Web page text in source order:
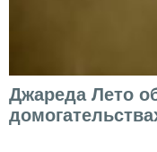
Джареда Лето